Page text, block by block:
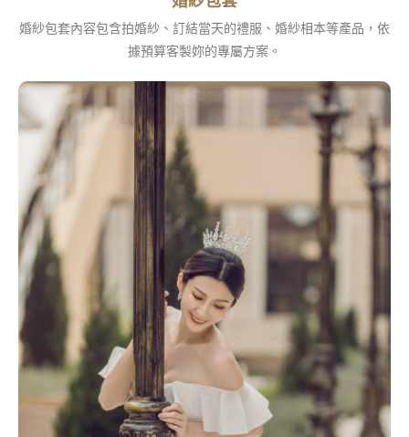
婚紗包套內容包含拍婚紗、訂結當天的禮服、婚紗相本等產品，依
據預算客製妳的專屬方案。